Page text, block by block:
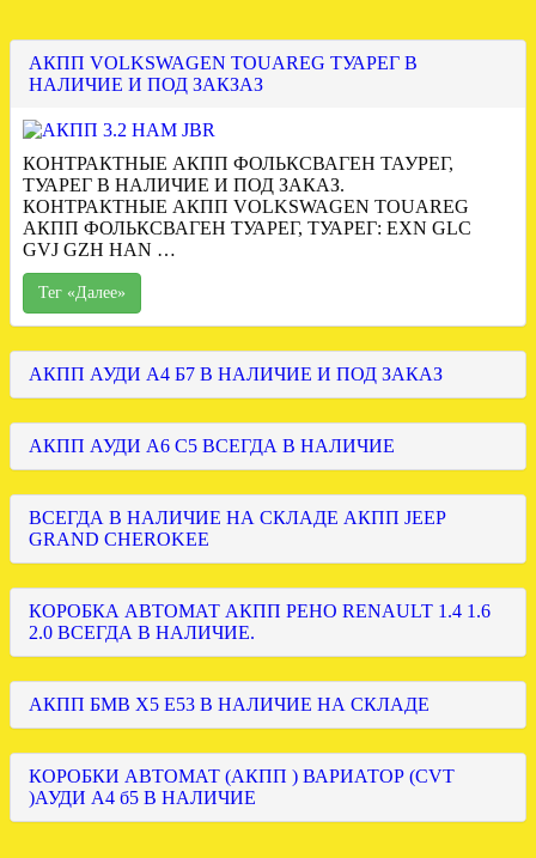
АКПП VOLKSWAGEN TOUAREG ТУАРЕГ В
НАЛИЧИЕ И ПОД ЗАКЗАЗ
КОНТРАКТНЫЕ АКПП ФОЛЬКСВАГЕН ТАУРЕГ,
ТУАРЕГ В НАЛИЧИЕ И ПОД ЗАКАЗ.
КОНТРАКТНЫЕ АКПП VOLKSWAGEN TOUAREG
АКПП ФОЛЬКСВАГЕН ТУАРЕГ, ТУАРЕГ: EXN GLC
GVJ GZH HAN …
Тег «Далее»
АКПП АУДИ А4 Б7 В НАЛИЧИЕ И ПОД ЗАКАЗ
АКПП АУДИ А6 С5 ВСЕГДА В НАЛИЧИЕ
ВСЕГДА В НАЛИЧИЕ НА СКЛАДЕ АКПП JEEP
GRAND CHEROKEE
КОРОБКА АВТОМАТ АКПП РЕНО RENAULT 1.4 1.6
2.0 ВСЕГДА В НАЛИЧИЕ.
АКПП БМВ Х5 Е53 В НАЛИЧИЕ НА СКЛАДЕ
КОРОБКИ АВТОМАТ (АКПП ) ВАРИАТОР (CVT
)АУДИ А4 б5 В НАЛИЧИЕ